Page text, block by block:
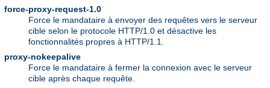
force-proxy-request-1.0
Force le mandataire à envoyer des requêtes vers le serveur
cible selon le protocole HTTP/1.0 et désactive les
fonctionnalités propres à HTTP/1.1.
proxy-nokeepalive
Force le mandataire à fermer la connexion avec le serveur
cible après chaque requête.